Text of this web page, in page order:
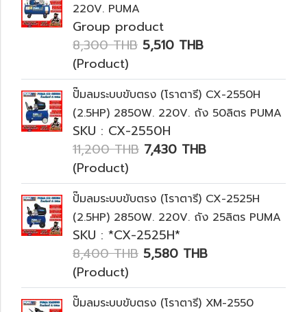
220V. PUMA
Group product
8,300 THB 5,510 THB
(Product)
ปั๊มลมระบบขับตรง (โราตารี) CX-2550H
(2.5HP) 2850W. 220V. ถัง 50ลิตร PUMA
SKU : CX-2550H
11,200 THB 7,430 THB
(Product)
ปั๊มลมระบบขับตรง (โราตารี) CX-2525H
(2.5HP) 2850W. 220V. ถัง 25ลิตร PUMA
SKU : *CX-2525H*
8,400 THB 5,580 THB
(Product)
ปั๊มลมระบบขับตรง (โราตารี) XM-2550